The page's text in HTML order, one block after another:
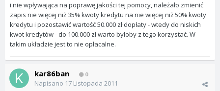
i nie wpływająca na poprawę jakości tej pomocy, należało zmienić
zapis nie więcej niż 35% kwoty kredytu na nie więcej niż 50% kwoty
kredytu i pozostawić wartość 50.000 zł dopłaty - wtedy do niskich
kwot kredytów - do 100.000 zł warto byłoby z tego korzystać. W
takim układzie jest to nie opłacalne.
kar86ban 0
Napisano 17 Listopada 2011